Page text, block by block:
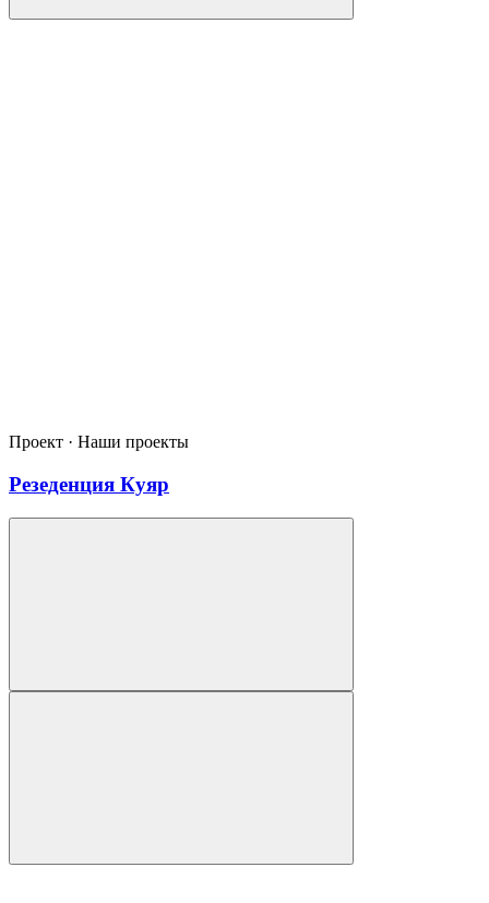
Проект · Наши проекты
Резеденция Куяр